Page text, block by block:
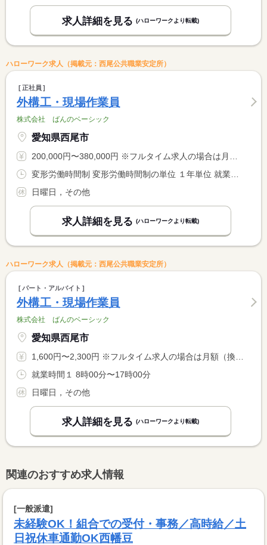
求人詳細を見る (ハローワークより転載)
ハローワーク求人（掲載元：西尾公共職業安定所）
正社員
外構工・現場作業員
株式会社 ばんのベーシック
愛知県西尾市
200,000円〜380,000円 ※フルタイム求人の場合は月額（換算額）、パート求人の場合は時間額を表示しています。
日曜日，その他
求人詳細を見る (ハローワークより転載)
ハローワーク求人（掲載元：西尾公共職業安定所）
パート・アルバイト
外構工・現場作業員
株式会社 ばんのベーシック
愛知県西尾市
1,600円〜2,300円 ※フルタイム求人の場合は月額（換算額）、パート求人の場合は時間額を表示しています。
就業時間１ 8時00分〜17時00分
日曜日，その他
求人詳細を見る (ハローワークより転載)
関連のおすすめ求人情報
[一般派遣]
未経験OK！組合での受付・事務／高時給／土
日祝休車通勤OK西幡豆